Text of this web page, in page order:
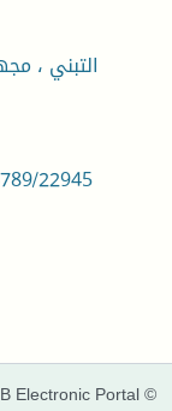
التبني ،
22945
Electronic Portal ©